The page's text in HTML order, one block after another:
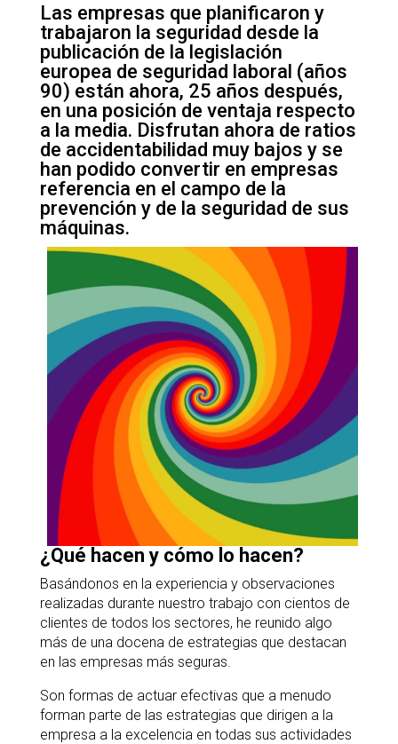
Las empresas que planificaron y
trabajaron la seguridad desde la
publicación de la legislación
europea de seguridad laboral (años
90) están ahora, 25 años después,
en una posición de ventaja respecto
a la media. Disfrutan ahora de ratios
de accidentabilidad muy bajos y se
han podido convertir en empresas
referencia en el campo de la
prevención y de la seguridad de sus
máquinas.
¿Qué hacen y cómo lo hacen?
Basándonos en la experiencia y observaciones
realizadas durante nuestro trabajo con cientos de
clientes de todos los sectores, he reunido algo
más de una docena de estrategias que destacan
en las empresas más seguras.
Son formas de actuar efectivas que a menudo
forman parte de las estrategias que dirigen a la
empresa a la excelencia en todas sus actividades